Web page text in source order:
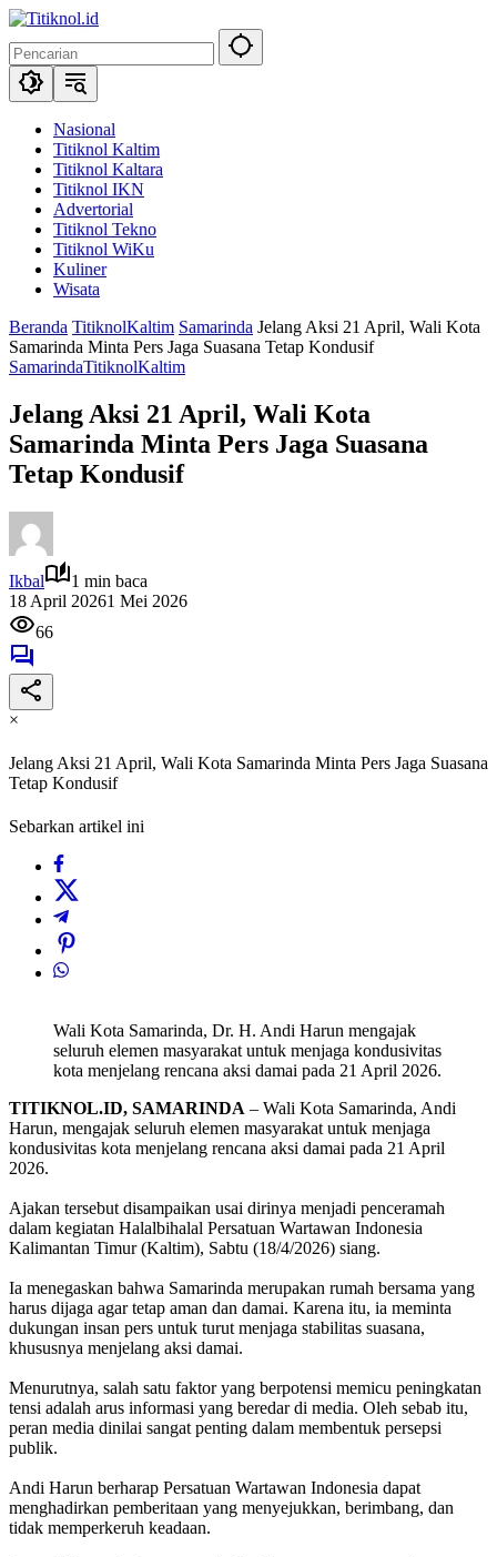
Langsung
konten
Nasional
Titiknol Kaltim
Titiknol Kaltara
Titiknol IKN
Advertorial
Titiknol Tekno
Titiknol WiKu
Kuliner
Wisata
Beranda TitiknolKaltim Samarinda Jelang Aksi 21 April, Wali Kota
Samarinda Minta Pers Jaga Suasana Tetap Kondusif
SamarindaTitiknolKaltim
Jelang Aksi 21 April, Wali Kota
Samarinda Minta Pers Jaga Suasana
Tetap Kondusif
Ikbal
1 min baca
18 April 20261 Mei 2026
66
×
Jelang Aksi 21 April, Wali Kota Samarinda Minta Pers Jaga Suasana
Tetap Kondusif
Sebarkan artikel ini
Wali Kota Samarinda, Dr. H. Andi Harun mengajak
seluruh elemen masyarakat untuk menjaga kondusivitas
kota menjelang rencana aksi damai pada 21 April 2026.
TITIKNOL.ID, SAMARINDA – Wali Kota Samarinda, Andi
Harun, mengajak seluruh elemen masyarakat untuk menjaga
kondusivitas kota menjelang rencana aksi damai pada 21 April
2026.
‎Ajakan tersebut disampaikan usai dirinya menjadi penceramah
dalam kegiatan Halalbihalal Persatuan Wartawan Indonesia
Kalimantan Timur (Kaltim), Sabtu (18/4/2026) siang.
‎Ia menegaskan bahwa Samarinda merupakan rumah bersama yang
harus dijaga agar tetap aman dan damai. Karena itu, ia meminta
dukungan insan pers untuk turut menjaga stabilitas suasana,
khususnya menjelang aksi damai.
‎Menurutnya, salah satu faktor yang berpotensi memicu peningkatan
tensi adalah arus informasi yang beredar di media. Oleh sebab itu,
peran media dinilai sangat penting dalam membentuk persepsi
publik.
‎Andi Harun berharap Persatuan Wartawan Indonesia dapat
menghadirkan pemberitaan yang menyejukkan, berimbang, dan
tidak memperkeruh keadaan.